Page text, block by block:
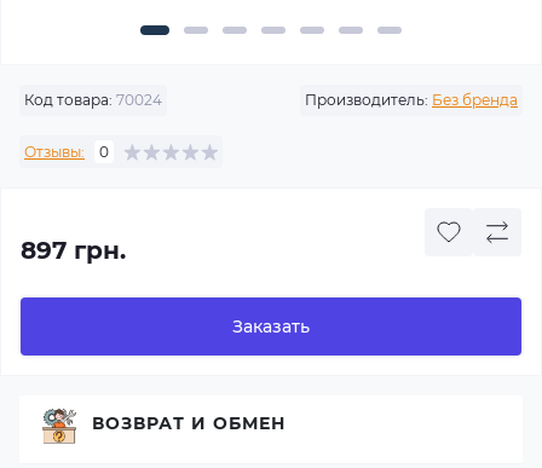
Код товара: 70024 Производитель: Без бренда
Отзывы: 0
897 грн.
Заказать
ВОЗВРАТ И ОБМЕН